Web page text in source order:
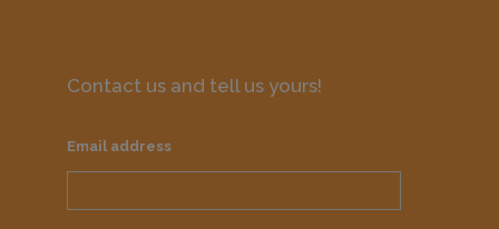
Contact us and tell us yours!
Email address